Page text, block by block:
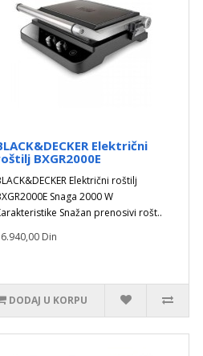
Električni
BXGR2000E
Električni roštilj
Snaga 2000 W
Snažan prenosivi rošt..
Din
DODAJ U KORPU